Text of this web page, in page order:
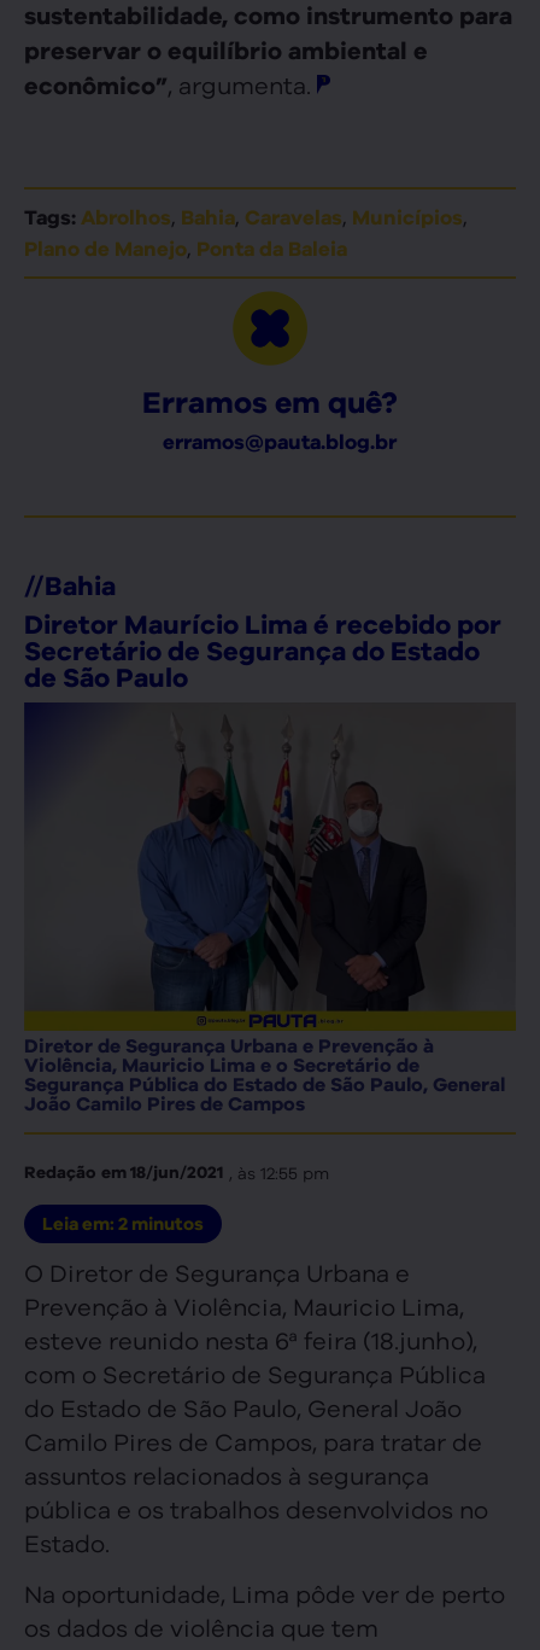
sustentabilidade, como instrumento para
preservar o equilíbrio ambiental e
econômico”, argumenta.
Tags: Abrolhos, Bahia, Caravelas, Municípios,
Plano de Manejo, Ponta da Baleia
Erramos em quê?
erramos@pauta.blog.br
//Bahia
Diretor Maurício Lima é recebido por
Secretário de Segurança do Estado
de São Paulo
Diretor de Segurança Urbana e Prevenção à
Violência, Mauricio Lima e o Secretário de
Segurança Pública do Estado de São Paulo, General
João Camilo Pires de Campos
Redação em18/jun/2021 , às 12:55 pm
Leia em: 2 minutos
O Diretor de Segurança Urbana e
Prevenção à Violência, Mauricio Lima,
esteve reunido nesta 6ª feira (18.junho),
com o Secretário de Segurança Pública
do Estado de São Paulo, General João
Camilo Pires de Campos, para tratar de
assuntos relacionados à segurança
pública e os trabalhos desenvolvidos no
Estado.
Na oportunidade, Lima pôde ver de perto
os dados de violência que tem